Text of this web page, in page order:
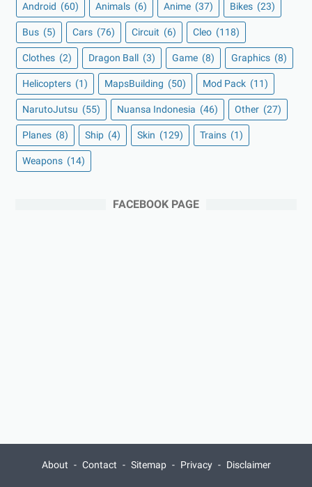
Android (60) Animals (6) Anime (37) Bikes (23)
Bus (5) Cars (76) Circuit (6) Cleo (118)
Clothes (2) Dragon Ball (3) Game (8) Graphics (8)
Helicopters (1) MapsBuilding (50) Mod Pack (11)
NarutoJutsu (55) Nuansa Indonesia (46) Other (27)
Planes (8) Ship (4) Skin (129) Trains (1)
Weapons (14)
FACEBOOK PAGE
About Contact Sitemap Privacy Disclaimer